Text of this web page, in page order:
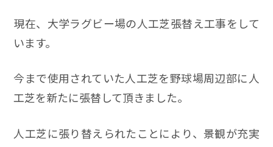
現在、大学ラグビー場の人工芝張替え工事をして
います。
今まで使用されていた人工芝を野球場周辺部に人
工芝を新たに張替して頂きました。
人工芝に張り替えられたことにより、景観が充実